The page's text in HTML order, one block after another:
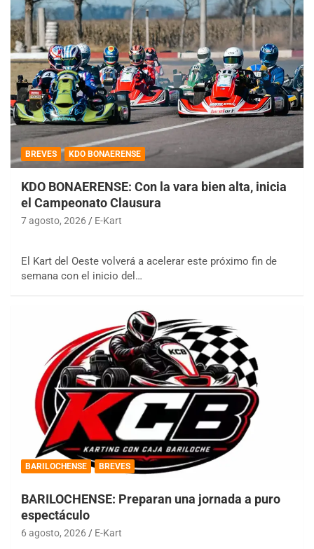
BREVES KDO BONAERENSE
KDO BONAERENSE: Con la vara bien alta, inicia
el Campeonato Clausura
7 agosto, 2026 E-Kart
El Kart del Oeste volverá a acelerar este próximo fin de
semana con el inicio del…
BARILOCHENSE BREVES
BARILOCHENSE: Preparan una jornada a puro
espectáculo
6 agosto, 2026 E-Kart